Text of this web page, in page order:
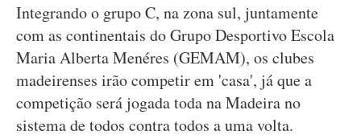
Integrando o grupo C, na zona sul, juntamente
com as continentais do Grupo Desportivo Escola
Maria Alberta Menéres (GEMAM), os clubes
madeirenses irão competir em 'casa', já que a
competição será jogada toda na Madeira no
sistema de todos contra todos a uma volta.